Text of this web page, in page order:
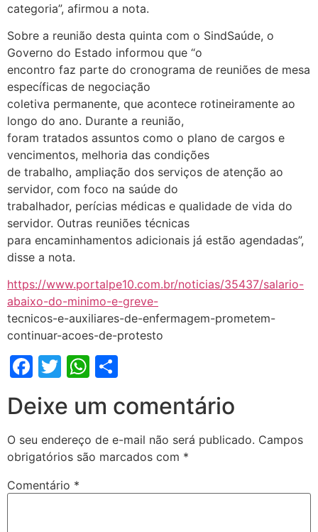
categoria”, afirmou a nota.
Sobre a reunião desta quinta com o SindSaúde, o
Governo do Estado informou que “o
encontro faz parte do cronograma de reuniões de mesa
específicas de negociação
coletiva permanente, que acontece rotineiramente ao
longo do ano. Durante a reunião,
foram tratados assuntos como o plano de cargos e
vencimentos, melhoria das condições
de trabalho, ampliação dos serviços de atenção ao
servidor, com foco na saúde do
trabalhador, perícias médicas e qualidade de vida do
servidor. Outras reuniões técnicas
para encaminhamentos adicionais já estão agendadas”,
disse a nota.
https://www.portalpe10.com.br/noticias/35437/salario-
abaixo-do-minimo-e-greve-
tecnicos-e-auxiliares-de-enfermagem-prometem-
continuar-acoes-de-protesto
Facebook
TwitterWhatsApp
Deixe um comentário
O seu endereço de e-mail não será publicado. Campos
obrigatórios são marcados com *
Comentário *